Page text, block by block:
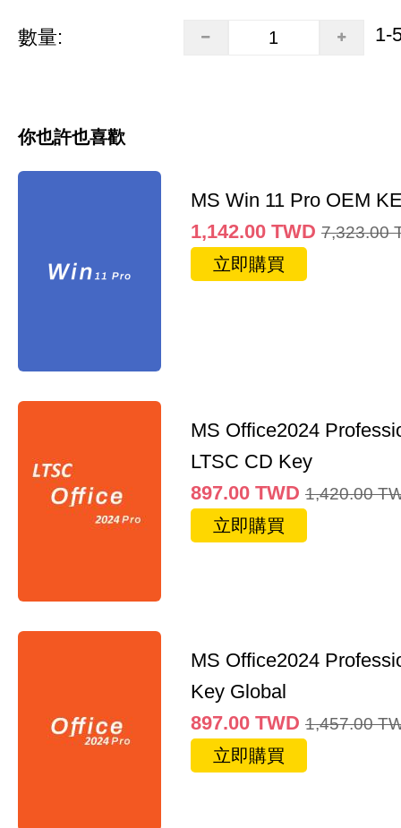
數量: 1-
你也許也喜歡
MS Win 11 Pro OEM
1,142.00 TWD 7,323.00
立即購買
MS Office2024
LTSC CD Key
897.00 TWD 1,420.00
立即購買
MS Office2024
Key Global
897.00 TWD 1,457.00
立即購買